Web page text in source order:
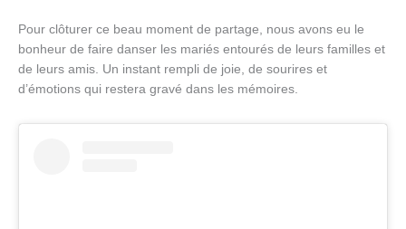
Pour clôturer ce beau moment de partage, nous avons eu le
bonheur de faire danser les mariés entourés de leurs familles et
de leurs amis. Un instant rempli de joie, de sourires et
d’émotions qui restera gravé dans les mémoires.